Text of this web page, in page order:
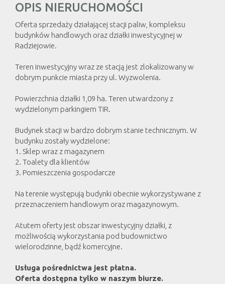
OPIS NIERUCHOMOŚCI
Oferta sprzedaży działającej stacji paliw, kompleksu
budynków handlowych oraz działki inwestycyjnej w
Radziejowie.
Teren inwestycyjny wraz ze stacją jest zlokalizowany w
dobrym punkcie miasta przy ul. Wyzwolenia.
Powierzchnia działki 1,09 ha. Teren utwardzony z
wydzielonym parkingiem TIR.
Budynek stacji w bardzo dobrym stanie technicznym. W
budynku zostały wydzielone:
1. Sklep wraz z magazynem
2. Toalety dla klientów
3. Pomieszczenia gospodarcze
Na terenie występują budynki obecnie wykorzystywane z
przeznaczeniem handlowym oraz magazynowym.
Atutem oferty jest obszar inwestycyjny działki, z
możliwością wykorzystania pod budownictwo
wielorodzinne, bądź komercyjne.
Usługa pośrednictwa jest płatna.
Oferta dostępna tylko w naszym biurze.